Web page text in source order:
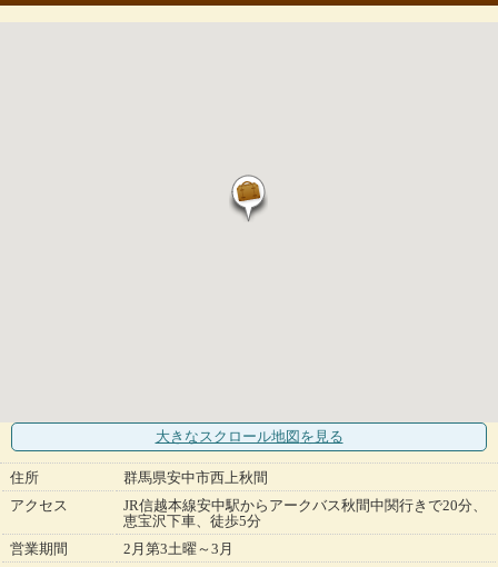
大きなスクロール地図 を見る
住所
群馬県安中市西上秋間
アクセス
JR信越本線安中駅からアークバス秋間中関行きで20分、
恵宝沢下車、徒歩5分
営業期間
2月第3土曜～3月